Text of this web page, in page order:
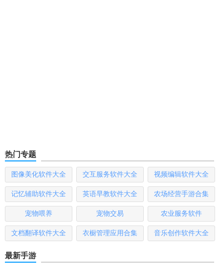
热门专题
图像美化软件大全 交互服务软件大全 视频编辑软件大全
记忆辅助软件大全 英语早教软件大全 农场经营手游合集
宠物喂养 宠物交易 农业服务软件
文档翻译软件大全 衣橱管理应用合集 音乐创作软件大全
最新手游